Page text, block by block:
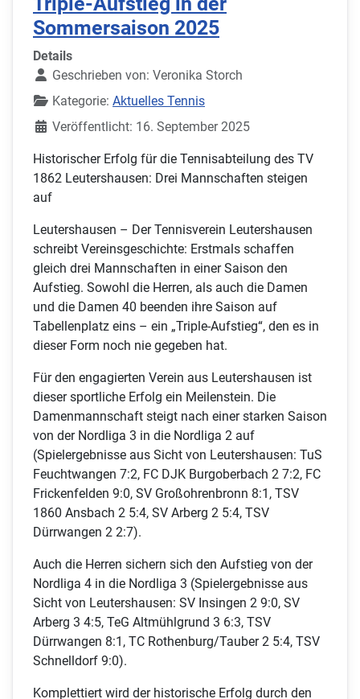
Sommersaison 2025
Details
Geschrieben von: Veronika Storch
Kategorie: Aktuelles Tennis
Veröffentlicht: 16. September 2025
Historischer Erfolg für die Tennisabteilung des TV
1862 Leutershausen: Drei Mannschaften steigen
auf
Leutershausen – Der Tennisverein Leutershausen
schreibt Vereinsgeschichte: Erstmals schaffen
gleich drei Mannschaften in einer Saison den
Aufstieg. Sowohl die Herren, als auch die Damen
und die Damen 40 beenden ihre Saison auf
Tabellenplatz eins – ein „Triple-Aufstieg“, den es in
dieser Form noch nie gegeben hat.
Für den engagierten Verein aus Leutershausen ist
dieser sportliche Erfolg ein Meilenstein. Die
Damenmannschaft steigt nach einer starken Saison
von der Nordliga 3 in die Nordliga 2 auf
(Spielergebnisse aus Sicht von Leutershausen: TuS
Feuchtwangen 7:2, FC DJK Burgoberbach 2 7:2, FC
Frickenfelden 9:0, SV Großohrenbronn 8:1, TSV
1860 Ansbach 2 5:4, SV Arberg 2 5:4, TSV
Dürrwangen 2 2:7).
Auch die Herren sichern sich den Aufstieg von der
Nordliga 4 in die Nordliga 3 (Spielergebnisse aus
Sicht von Leutershausen: SV Insingen 2 9:0, SV
Arberg 3 4:5, TeG Altmühlgrund 3 6:3, TSV
Dürrwangen 8:1, TC Rothenburg/Tauber 2 5:4, TSV
Schnelldorf 9:0).
Komplettiert wird der historische Erfolg durch den